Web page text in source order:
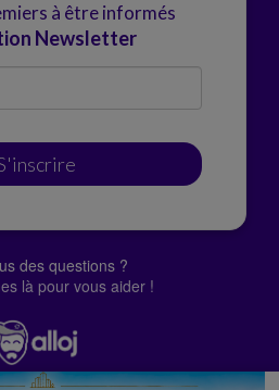
à être informés
Newsletter
des questions ?
là pour vous aider !